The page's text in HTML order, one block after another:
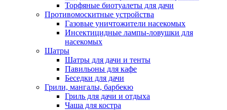
Торфяные биотуалеты для дачи
Противомоскитные устройства
Газовые уничтожители насекомых
Инсектицидные лампы-ловушки для
насекомых
Шатры
Шатры для дачи и тенты
Павильоны для кафе
Беседки для дачи
Грили, мангалы, барбекю
Гриль для дачи и отдыха
Чаша для костра